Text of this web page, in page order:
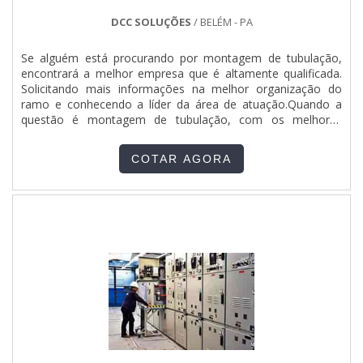
DCC SOLUÇÕES / BELÉM - PA
Se alguém está procurando por montagem de tubulação,
encontrará a melhor empresa que é altamente qualificada.
Solicitando mais informações na melhor organização do
ramo e conhecendo a líder da área de atuação.Quando a
questão é montagem de tubulação, com os melhores
e com comprometimento com os resultados dos
clientes.MAIS INFORMAÇÕES RELEVANTES SOBRE
de demonstrar competência e excelência em sua área de
experiência industrial nacional e internacional. Tudo isso para
oferecer montagem tubulação com ótima qualidade. Sem
trocar o foco sobre montagem de tubulação, deve-se
descartar empresas que não tenham produtos e serviços
com ótima qualidade e proteção, características simples,
mas que mostram o comprometimento da empresa com
seus clientes.É por essa razão que a DCC Soluções é
COTAR AGORA